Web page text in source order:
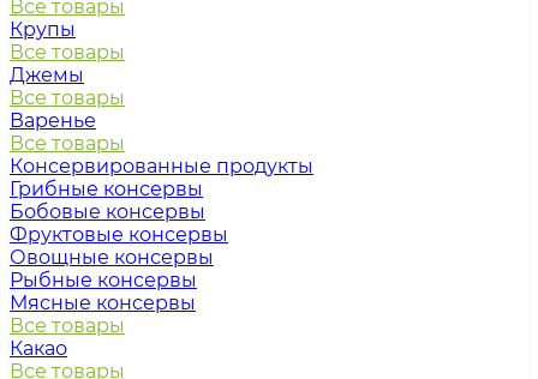
Все товары
Крупы
Все товары
Джемы
Все товары
Варенье
Все товары
Консервированные продукты
Грибные консервы
Бобовые консервы
Фруктовые консервы
Овощные консервы
Рыбные консервы
Мясные консервы
Все товары
Какао
Все товары